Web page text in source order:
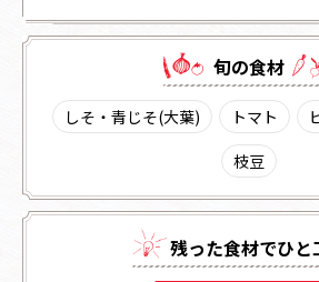
旬の⾷材
しそ・青じそ(大葉) トマト
枝豆
残った⾷材でひと